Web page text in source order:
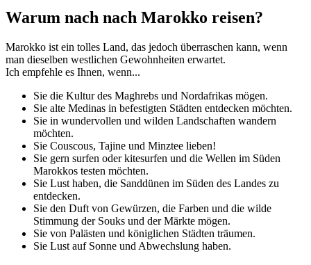
Warum nach nach Marokko reisen?
Marokko ist ein tolles Land, das jedoch überraschen kann, wenn
man dieselben westlichen Gewohnheiten erwartet.
Ich empfehle es Ihnen, wenn...
Sie die Kultur des Maghrebs und Nordafrikas mögen.
Sie alte Medinas in befestigten Städten entdecken möchten.
Sie in wundervollen und wilden Landschaften wandern
möchten.
Sie Couscous, Tajine und Minztee lieben!
Sie gern surfen oder kitesurfen und die Wellen im Süden
Marokkos testen möchten.
Sie Lust haben, die Sanddünen im Süden des Landes zu
entdecken.
Sie den Duft von Gewürzen, die Farben und die wilde
Stimmung der Souks und der Märkte mögen.
Sie von Palästen und königlichen Städten träumen.
Sie Lust auf Sonne und Abwechslung haben.